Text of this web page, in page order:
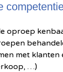
oproep
met klanten
…)